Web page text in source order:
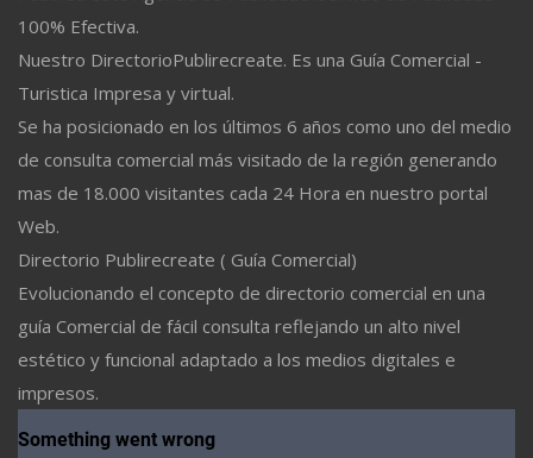
100% Efectiva.
Nuestro DirectorioPublirecreate. Es una Guía Comercial -
Turistica Impresa y virtual.
Se ha posicionado en los últimos 6 años como uno del medio
de consulta comercial más visitado de la región generando
mas de 18.000 visitantes cada 24 Hora en nuestro portal
Web.
Directorio Publirecreate ( Guía Comercial)
Evolucionando el concepto de directorio comercial en una
guía Comercial de fácil consulta reflejando un alto nivel
estético y funcional adaptado a los medios digitales e
impresos.